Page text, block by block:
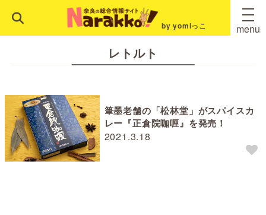
by yomiっこ menu
レトルト
2021.3.18
筆墨老舗の「松林堂」がスパイスカ
レー『正倉院咖喱』を発売！